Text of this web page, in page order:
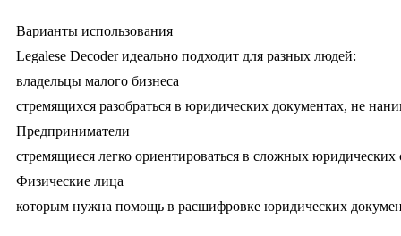
Варианты использования
Legalese Decoder идеально подходит для разных людей:
владельцы малого бизнеса
стремящихся разобраться в юридических документах, не
Предприниматели
стремящиеся легко ориентироваться в сложных юридических
Физические лица
которым нужна помощь в расшифровке юридических